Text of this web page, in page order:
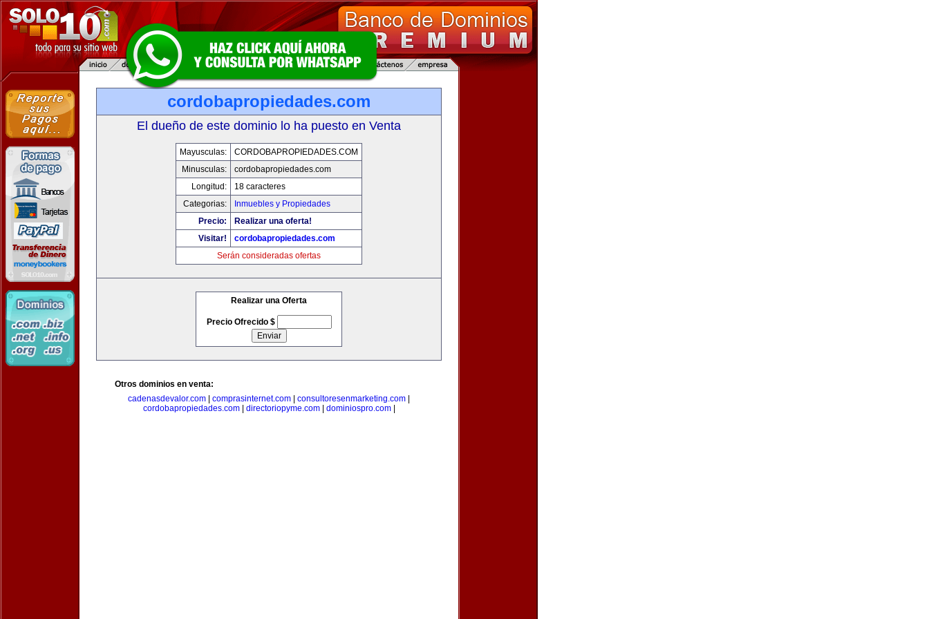
cordobapropiedades.com
El dueño de este dominio lo ha puesto en Venta
Mayusculas:
CORDOBAPROPIEDADES.COM
Minusculas:
cordobapropiedades.com
Longitud:
18 caracteres
Categorias:
Inmuebles y Propiedades
Precio:
Realizar una oferta!
Visitar!
cordobapropiedades.com
Serán consideradas ofertas
Realizar una Oferta
Precio Ofrecido $
Otros dominios en venta:
cadenasdevalor.com
comprasinternet.com consultoresenmarketing.com
cordobapropiedades.com| directoriopyme.com| dominiospro.com|